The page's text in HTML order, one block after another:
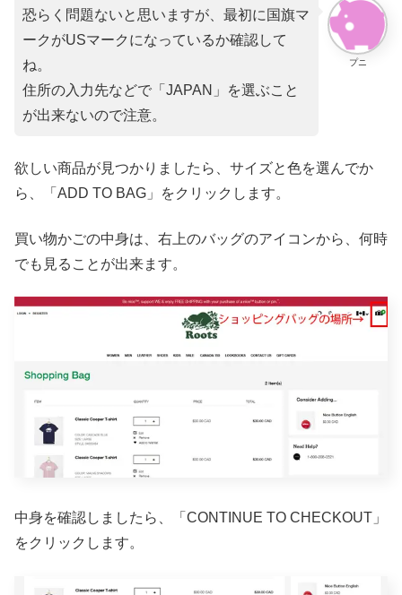
プニ
恐らく問題ないと思いますが、最初に国旗マ
ークがUSマークになっているか確認して
ね。
住所の入力先などで「JAPAN」を選ぶこと
が出来ないので注意。
欲しい商品が見つかりましたら、サイズと色を選んでか
ら、「ADD TO BAG」をクリックします。
買い物かごの中身は、右上のバッグのアイコンから、何時
でも見ることが出来ます。
中身を確認しましたら、「CONTINUE TO CHECKOUT」
をクリックします。